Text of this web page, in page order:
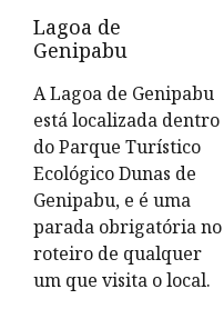
Lagoa de
Genipabu
A Lagoa de Genipabu
está localizada dentro
do Parque Turístico
Ecológico Dunas de
Genipabu, e é uma
parada obrigatória no
roteiro de qualquer
um que visita o local.